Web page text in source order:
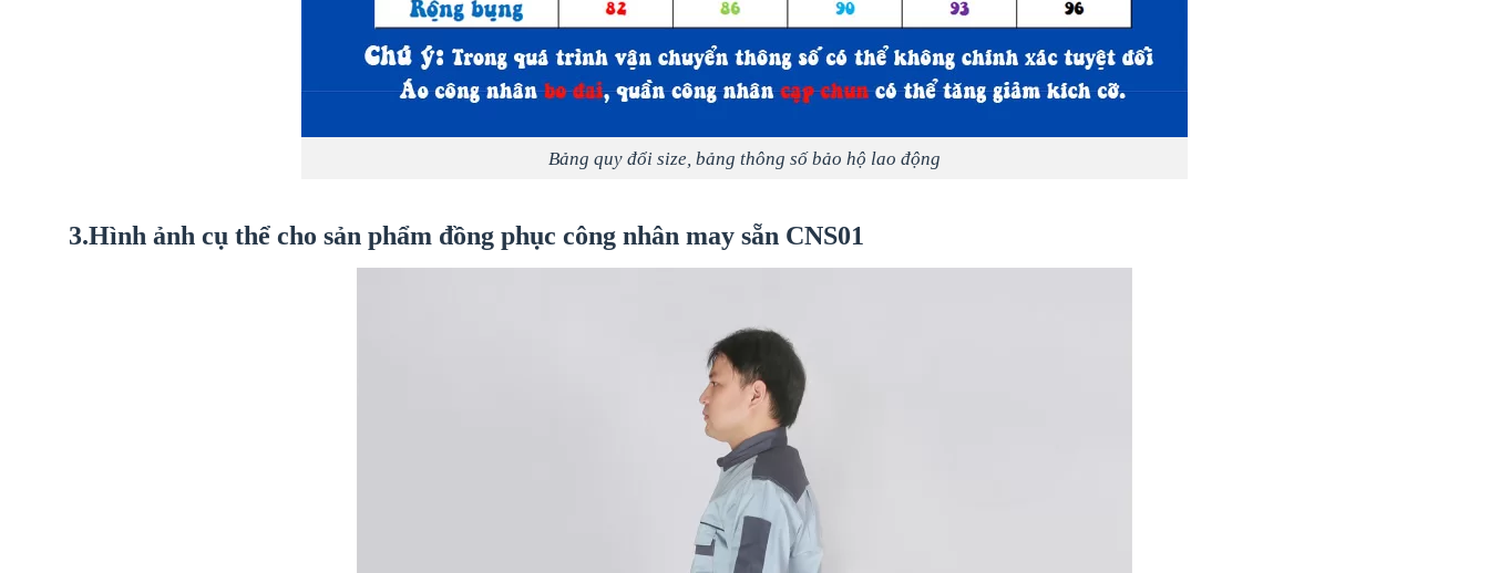
Bảng quy đổi size, bảng thông số bảo hộ lao động
3.Hình ảnh cụ thể cho sản phẩm đồng phục công nhân may sẵn CNS01